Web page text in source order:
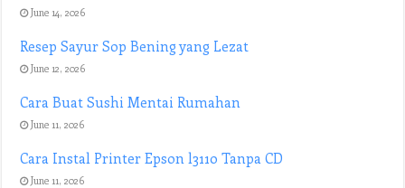
June 14, 2026
Resep Sayur Sop Bening yang Lezat
June 12, 2026
Cara Buat Sushi Mentai Rumahan
June 11, 2026
Cara Instal Printer Epson l3110 Tanpa CD
June 11, 2026